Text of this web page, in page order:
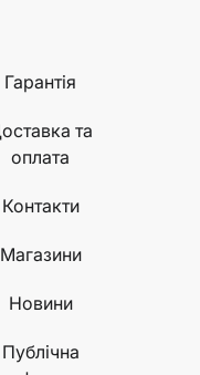
Гарантія
та
оплата
Контакти
Магазини
Новини
Публічна